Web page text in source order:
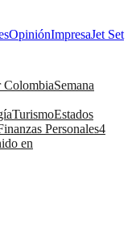
OpiniónImpresaJet Set
ColombiaSemana
TurismoEstados
Personales4
en